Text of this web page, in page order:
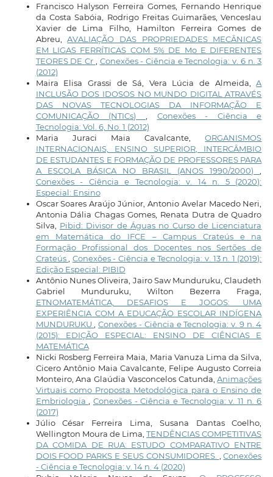
Francisco Halyson Ferreira Gomes, Fernando Henrique
da Costa Sabóia, Rodrigo Freitas Guimarães, Venceslau
Xavier de Lima Filho, Hamilton Ferreira Gomes de
Abreu,AVALIAÇÃO DAS PROPRIEDADES MECÂNICAS
EM LIGAS FERRÍTICAS COM 5% DE Mo E DIFERENTES
TEORES DE Cr
Conexões - Ciência e Tecnologia: v. 6 n. 3
(2012)
Maira Elisa Grassi de Sá, Vera Lúcia de Almeida,A
INCLUSÃO DOS IDOSOS NO MUNDO DIGITAL ATRAVÉS
DAS NOVAS TECNOLOGIAS DA INFORMAÇÃO E
COMUNICAÇÃO (NTICs)
Conexões - Ciência e
Tecnologia: Vol. 6, No. 1 (2012)
Maria Juraci Maia Cavalcante,ORGANISMOS
INTERNACIONAIS, ENSINO SUPERIOR, INTERCÂMBIO
DE ESTUDANTES E FORMAÇÃO DE PROFESSORES PARA
A ESCOLA BÁSICA NO BRASIL (ANOS 1990/2000)
Conexões - Ciência e Tecnologia: v. 14 n. 5 (2020):
Especial: Ensino
Oscar Soares Araújo Júnior, Antonio Avelar Macedo Neri,
Antonia Dália Chagas Gomes, Renata Dutra de Quadro
Silva, Pibid: Divisor de Águas no Curso de Licenciatura
em Matemática do IFCE – Campus Crateús e na
Formação Profissional dos Docentes nos Sertões de
Crateús
Conexões - Ciência e Tecnologia: v. 13 n. 1 (2019):
Edição Especial: PIBID
Antônio Nunes Oliveira, Jairo Saw Munduruku, Claudeth
Gabriel Munduruku, Wilton Bezerra Fraga,
ETNOMATEMÁTICA, DESAFIOS E JOGOS: UMA
EXPERIÊNCIA COM A EDUCAÇÃO ESCOLAR INDÍGENA
MUNDURUKU
,Conexões - Ciência e Tecnologia: v. 9 n. 4
(2015): EDIÇÃO ESPECIAL: ENSINO DE CIÊNCIAS E
MATEMÁTICA
Nicki Rosberg Ferreira Maia, Maria Vanuza Lima da Silva,
Cicero Antônio Maia Cavalcante, Felipe Augusto Correia
Monteiro, Ana Glaúdia Vasconcelos Catunda,Animações
Virtuais como Proposta Metodológica para o Ensino de
Embriologia
Conexões - Ciência e Tecnologia: v. 11 n. 6
(2017)
Júlio César Ferreira Lima, Susana Dantas Coelho,
Wellington Moura de Lima,TENDÊNCIAS COMPETITIVAS
DA COMIDA DE RUA: ESTUDO COMPARATIVO ENTRE
DOIS FOOD PARKS E SEUS CONSUMIDORES.
,Conexões
- Ciência e Tecnologia: v. 14 n. 4 (2020)